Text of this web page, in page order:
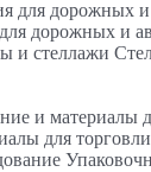
дорожных и
для торговли